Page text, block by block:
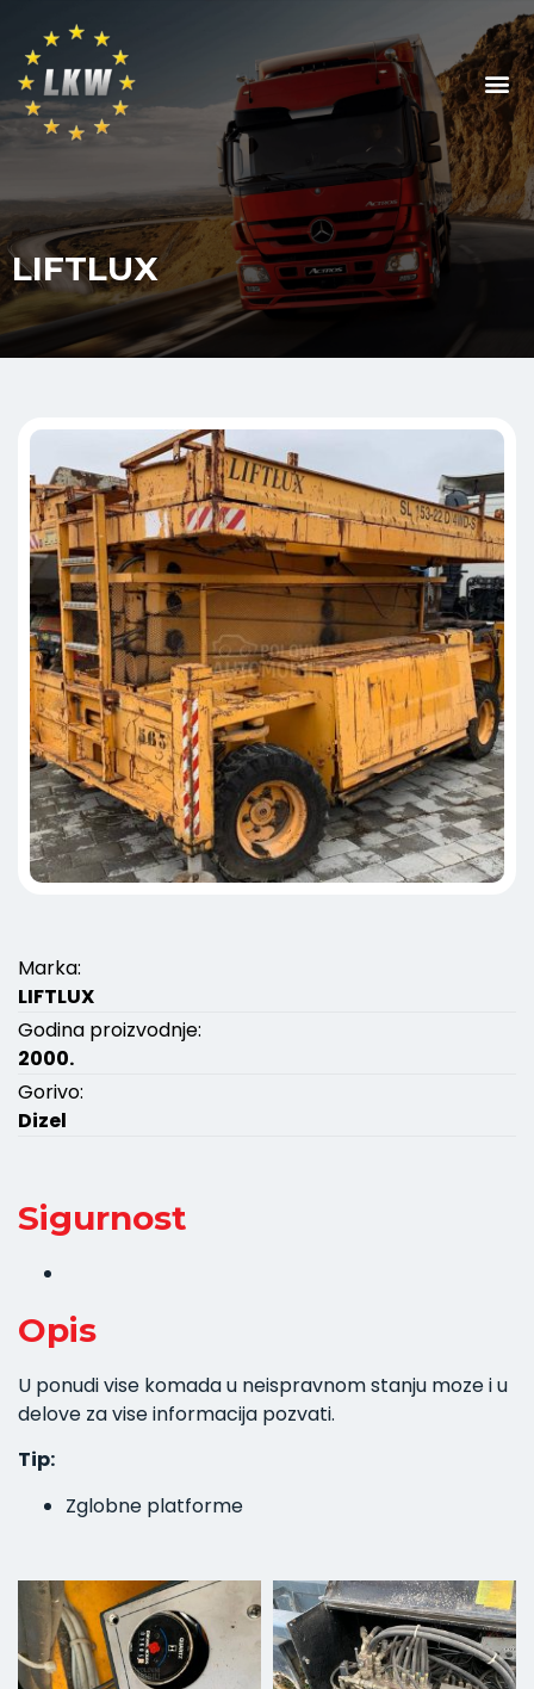
LIFTLUX
Marka:
LIFTLUX
Godina proizvodnje:
2000.
Gorivo:
Dizel
Sigurnost
Opis
U ponudi vise komada u neispravnom stanju moze i u
delove za vise informacija pozvati.
Tip:
Zglobne platforme